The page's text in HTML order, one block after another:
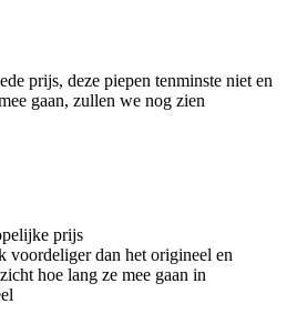
prijs, deze piepen tenminste niet en
gaan, zullen we nog zien
prijs
dan het origineel en
hoe lang ze mee gaan in